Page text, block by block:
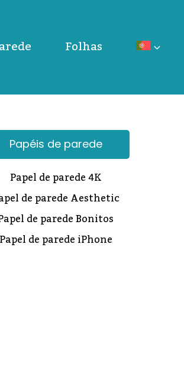
Folhas
Papéis de parede
Papel de parede 4K
de parede Aesthetic
de parede Bonitos
Papel de parede iPhone